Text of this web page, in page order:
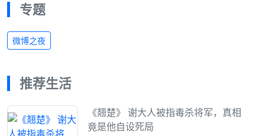
专题
微博之夜
推荐生活
《翘楚》 谢大人被指毒杀将军，真相
竟是他自设死局